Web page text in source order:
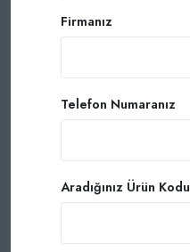
Firmanız
Telefon Numaranız
Aradığınız Ürün Kodu